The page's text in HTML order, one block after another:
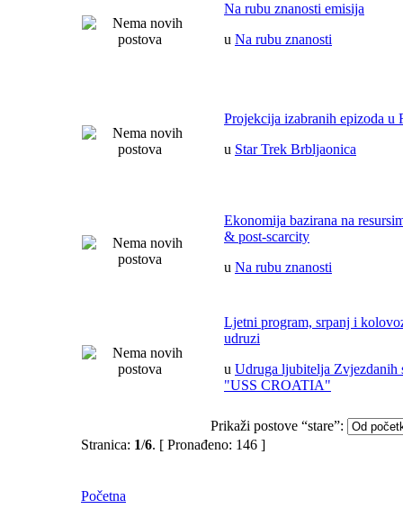
Na rubu znanosti emisija
u Na rubu znanosti
Projekcija izabranih epizoda u
u Star Trek Brbljaonica
Ekonomija bazirana na
& post-scarcity
u Na rubu znanosti
Ljetni program, srpanj i
udruzi
u Udruga ljubitelja Zvjezdanih
"USS CROATIA"
Prikaži postove “stare”:
Stranica: 1/6. [ Pronađeno: 146 ]
Početna